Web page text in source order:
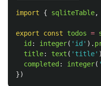
import { sqliteTable,
export const todos =
id : integer( ' id ' ).
title: text ( ' title'
completed : integer( '
})